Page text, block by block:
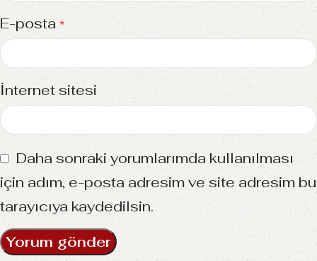
E-posta *
İnternet sitesi
Daha sonraki yorumlarımda kullanılması
için adım, e-posta adresim ve site adresim bu
tarayıcıya kaydedilsin.